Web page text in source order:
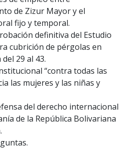
de Zizur Mayor y el
fijo y temporal.
definitiva del Estudio
cubrición de pérgolas en
29 al 43.
“contra todas las
las mujeres y las niñas y
del derecho internacional
de la República Bolivariana